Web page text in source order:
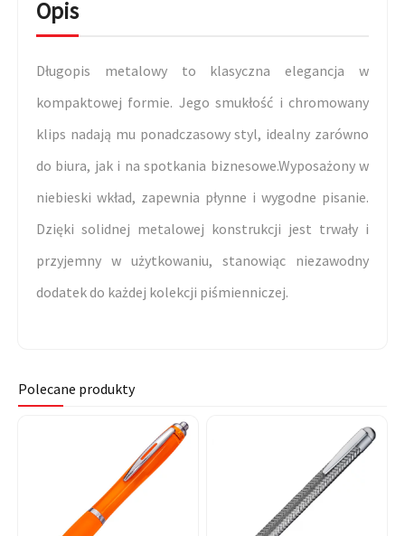
Opis
Długopis metalowy to klasyczna elegancja w
kompaktowej formie. Jego smukłość i chromowany
klips nadają mu ponadczasowy styl, idealny zarówno
do biura, jak i na spotkania biznesowe.Wyposażony w
niebieski wkład, zapewnia płynne i wygodne pisanie.
Dzięki solidnej metalowej konstrukcji jest trwały i
przyjemny w użytkowaniu, stanowiąc niezawodny
dodatek do każdej kolekcji piśmienniczej.
Polecane produkty